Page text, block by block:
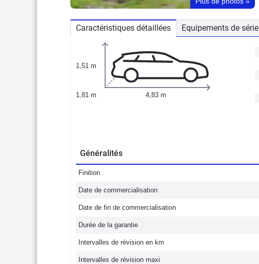
Caractéristiques détaillées Equipements de série
1,51 m
1,81 m 4,83 m
Généralités
Finition
Date de commercialisation
Date de fin de commercialisation
Durée de la garantie
Intervalles de révision en km
Intervalles de révision maxi